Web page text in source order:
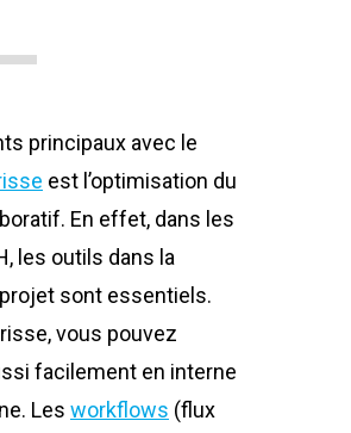
principaux avec le
est l’optimisation du
En effet, dans les
les outils dans la
sont essentiels.
vous pouvez
facilement en interne
Les workflows (flux